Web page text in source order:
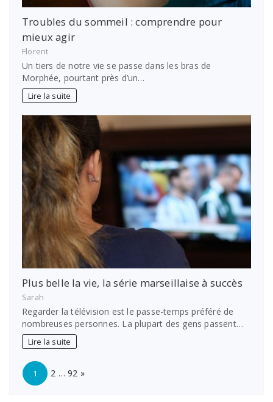
Troubles du sommeil : comprendre pour
mieux agir
Florent
Un tiers de notre vie se passe dans les bras de
Morphée, pourtant près d’un…
Lire la suite
Plus belle la vie, la série marseillaise à succès
Sarah
Regarder la télévision est le passe-temps préféré de
nombreuses personnes. La plupart des gens passent…
Lire la suite
Page:
1 2 … 92 »